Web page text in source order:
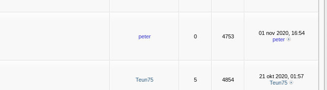
peter 0 4753
01 nov 2020, 16:54
peter
Teun75 5 4854
21 okt 2020, 01:57
Teun75